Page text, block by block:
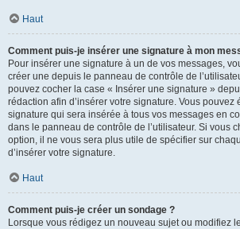
Haut
Comment puis-je insérer une signature à mon
Pour insérer une signature à un de vos messages,
créer une depuis le panneau de contrôle de
pouvez cocher la case « Insérer une signature »
rédaction afin d’insérer votre signature. Vous pouvez
signature qui sera insérée à tous vos messages en
dans le panneau de contrôle de l’utilisateur. Si vous
option, il ne vous sera plus utile de spécifier sur
d’insérer votre signature.
Haut
Comment puis-je créer un sondage ?
Lorsque vous rédigez un nouveau sujet ou modifiez